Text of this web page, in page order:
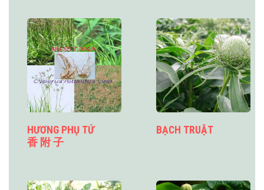
HƯƠNG PHỤ TỬ
香 附 子
BẠCH TRUẬT